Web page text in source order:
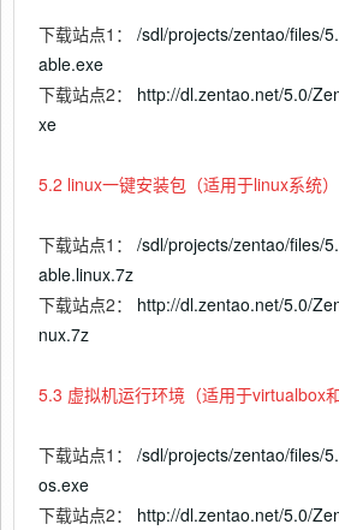
下载站点1： /sdl/projects/zentao/files/
able.exe
下载站点2： http://dl.zentao.net/5.0/
xe
5.2 linux一键安装包（适用于linux系统）
下载站点1： /sdl/projects/zentao/files/
able.linux.7z
下载站点2： http://dl.zentao.net/5.0/
nux.7z
5.3 虚拟机运行环境（适用于virtualbox
下载站点1： /sdl/projects/zentao/files/
os.exe
下载站点2： http://dl.zentao.net/5.0/